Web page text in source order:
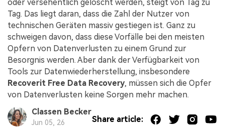
oder versehentlich gelöscht werden, steigt von Tag zu
Tag. Das liegt daran, dass die Zahl der Nutzer von
technischen Geräten massiv gestiegen ist. Ganz zu
schweigen davon, dass diese Vorfälle bei den meisten
Opfern von Datenverlusten zu einem Grund zur
Besorgnis werden. Aber dank der Verfügbarkeit von
Tools zur Datenwiederherstellung, insbesondere
Recoverit Free Data Recovery, müssen sich die Opfer
von Datenverlusten keine Sorgen mehr machen.
Classen Becker
Jun 05, 26 Share article: